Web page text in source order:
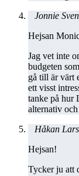
Jonnie
Hejsan
Jag vet inte
budgeten
gå till är värt
ett visst
tanke på hur
alternativ
Håkan
Hejsan!
Tycker ju att